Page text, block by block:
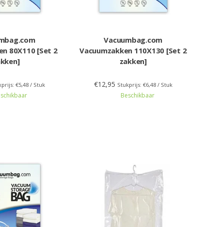
80X110 [Set 2
€5,48 / Stuk
Vacuumbag.com
Vacuumzakken 110X130 [Set 2
zakken]
€12,95 Stukprijs: €6,48 / Stuk
Beschikbaar